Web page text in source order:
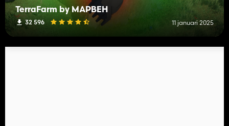
TerraFarm by MAPBEH
32 596 11 januari 2025